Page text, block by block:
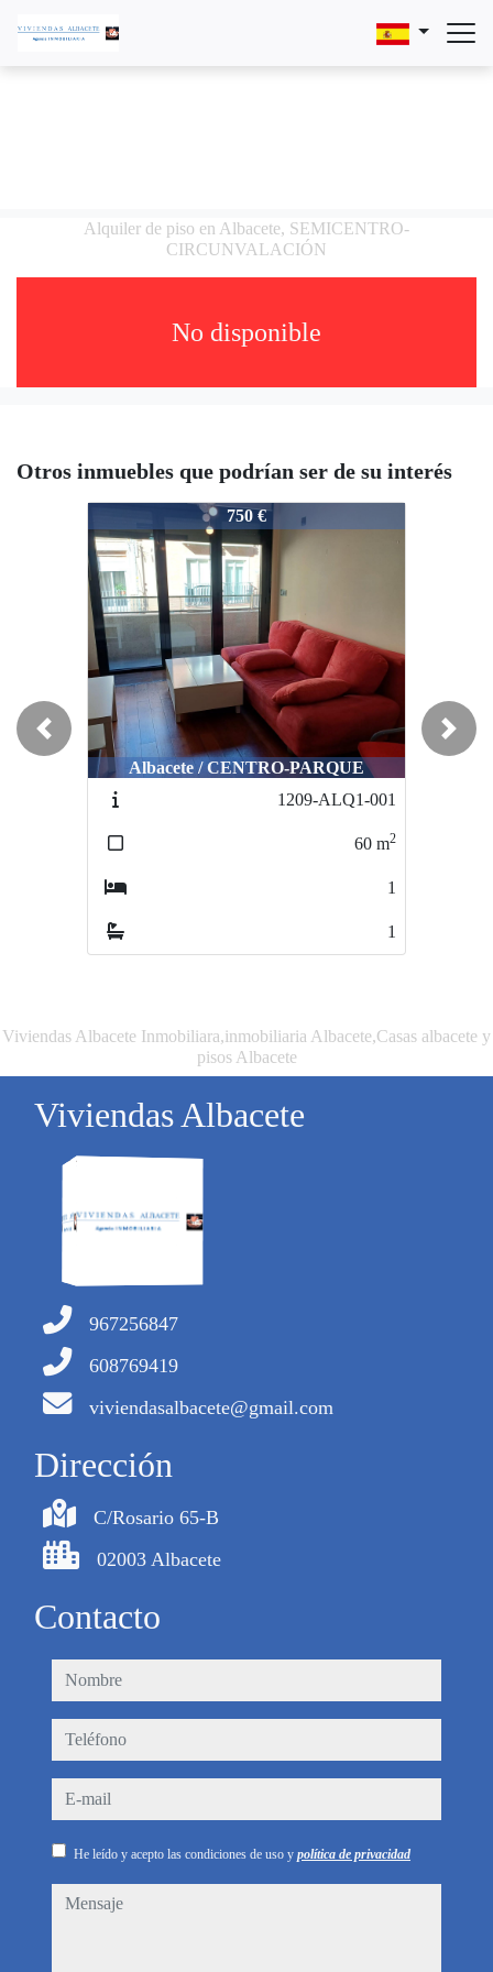
Alquiler de piso en Albacete, SEMICENTRO-
CIRCUNVALACIÓN
No disponible
Otros inmuebles que podrían ser de su interés
1166-ALQH5-528750 €
Albacete / CENTRO-PARQUE
1209-ALQ1-001
60 m2
1
1
Previous Next
Viviendas Albacete Inmobiliara,inmobiliaria Albacete,Casas albacete y
pisos Albacete
Viviendas Albacete
967256847
608769419
viviendasalbacete@gmail.com
Dirección
C/Rosario 65-B
02003 Albacete
Contacto
nombre
teléfono
e-mail
He leído y acepto las condiciones de uso y política de privacidad
mensaje